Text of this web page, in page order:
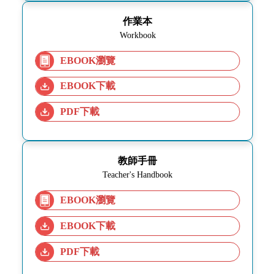
作業本
Workbook
EBOOK瀏覽
EBOOK下載
PDF下載
教師手冊
Teacher's Handbook
EBOOK瀏覽
EBOOK下載
PDF下載